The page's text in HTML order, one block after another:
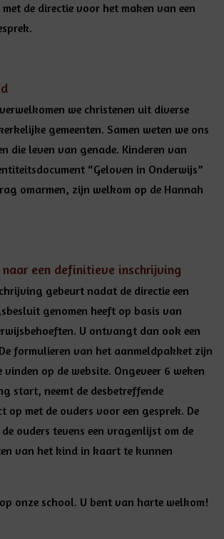
de directie voor het maken van een
we christenen uit diverse
gemeenten. Samen weten we ons
die leven van genade. Kinderen van
“Geloven in Onderwijs”
omarmen, zijn welkom op de Hannah
naar een definitieve inschrijving
gebeurt nadat de directie een
genomen heeft op basis van
U ontvangt dan ook een
formulieren van het aanmeldpakket zijn
op de website. Ongeveer 6 weken
start, neemt de desbetreffende
op met de ouders voor een gesprek. De
ouders tevens een vragenlijst om de
van het kind in kaart te kunnen
onze school. U bent van harte welkom!